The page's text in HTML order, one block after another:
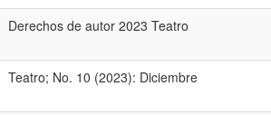
Derechos de autor 2023 Teatro
Teatro; No. 10 (2023): Diciembre